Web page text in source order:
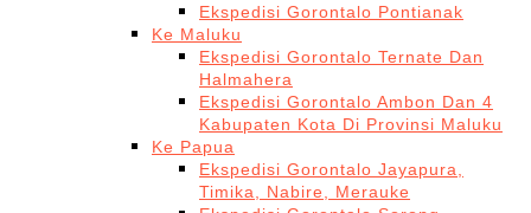
Ekspedisi Gorontalo Pontianak
Ke Maluku
Ekspedisi Gorontalo Ternate Dan
Halmahera
Ekspedisi Gorontalo Ambon Dan 4
Kabupaten Kota Di Provinsi Maluku
Ke Papua
Ekspedisi Gorontalo Jayapura,
Timika, Nabire, Merauke